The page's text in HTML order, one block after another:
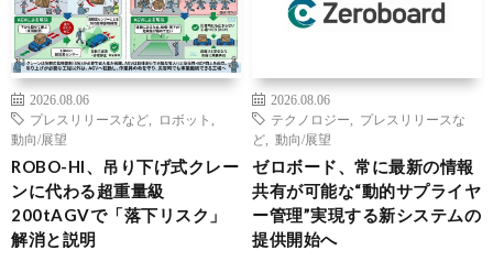
2026.08.06
プレスリリースなど
ロボット
動向/展望
ROBO-HI、吊り下げ式クレー
ンに代わる超重量級
200tAGVで「落下リスク」
解消と説明
2026.08.06
テクノロジー
プレスリリースな
ど
動向/展望
ゼロボード、常に最新の情報
共有が可能な“動的サプライヤ
ー管理”実現する新システムの
提供開始へ